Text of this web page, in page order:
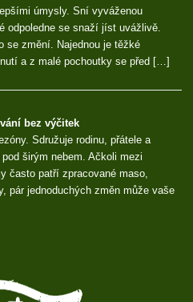
úmysly. Sní vyváženou
odpoledne se snaží jíst uvážlivě.
se změní. Najednou je těžké
a z malé pochoutky se před […]
bez výčitek
Sdružuje rodinu, přátele a
širým nebem. Ačkoli mezi
často patří zpracované maso,
pár jednoduchých změn může vaše